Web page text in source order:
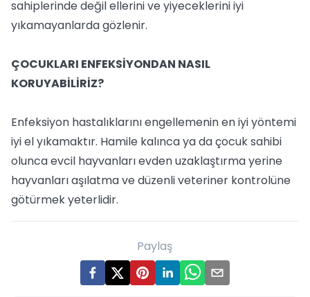
sahiplerinde değil ellerini ve yiyeceklerini iyi
yıkamayanlarda gözlenir.
ÇOCUKLARI ENFEKSİYONDAN NASIL
KORUYABİLİRİZ?
Enfeksiyon hastalıklarını engellemenin en iyi yöntemi
iyi el yıkamaktır. Hamile kalınca ya da çocuk sahibi
olunca evcil hayvanları evden uzaklaştırma yerine
hayvanları aşılatma ve düzenli veteriner kontrolüne
götürmek yeterlidir.
Paylaş